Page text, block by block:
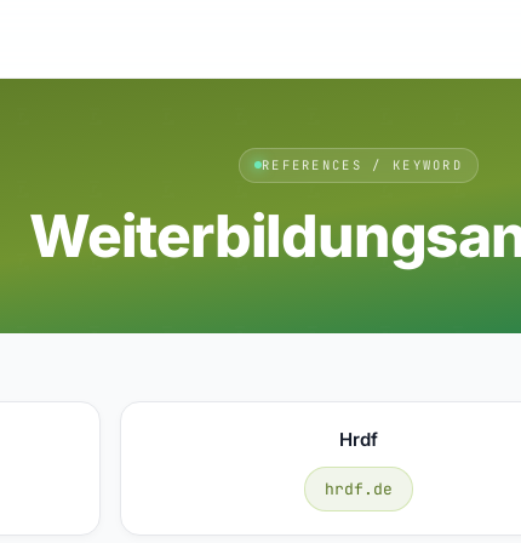
REFERENCES / KEYWORD
Hrdf
hrdf.de